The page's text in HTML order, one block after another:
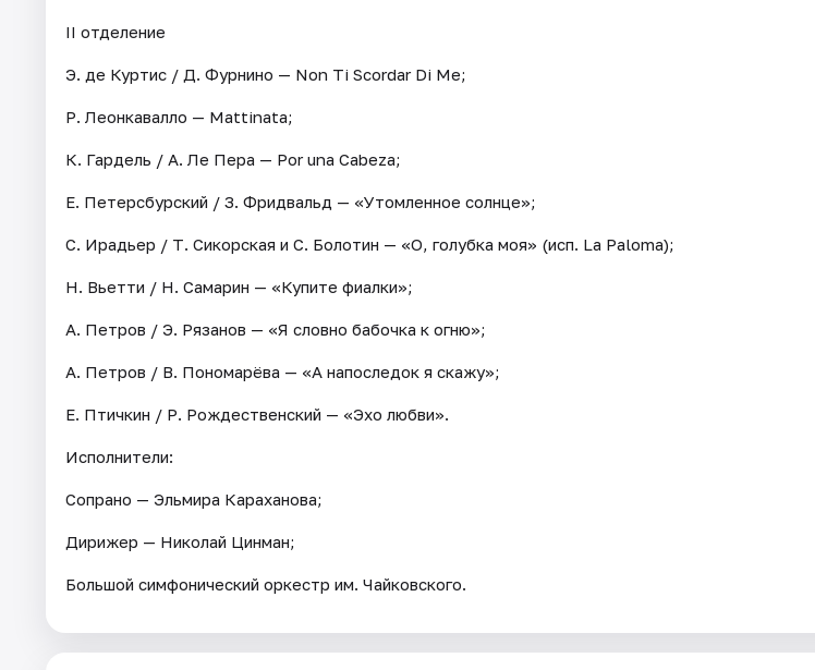
II отделение
Э. де Куртис / Д. Фурнино — Non Ti Scordar Di Me;
Р. Леонкавалло — Mattinata;
К. Гардель / А. Ле Пера — Por una Cabeza;
Е. Петерсбурский / З. Фридвальд — «Утомленное солнце»;
С. Ирадьер / Т. Сикорская и С. Болотин — «О, голубка моя» (исп. La Paloma);
Н. Вьетти / Н. Самарин — «Купите фиалки»;
А. Петров / Э. Рязанов — «Я словно бабочка к огню»;
А. Петров / В. Пономарёва — «А напоследок я скажу»;
Е. Птичкин / Р. Рождественский — «Эхо любви».
Исполнители:
Сопрано — Эльмира Караханова;
Дирижер — Николай Цинман;
Большой симфонический оркестр им. Чайковского.